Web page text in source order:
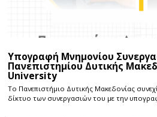
Υπογραφή Μνημονίου
Πανεπιστημίου Δυτικής
University
Το Πανεπιστήμιο Δυτικής Μακεδονίας
δίκτυο των συνεργασιών του με την